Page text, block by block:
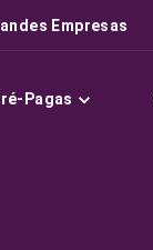
Empresas
Pagas